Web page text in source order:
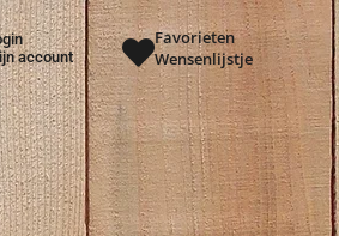
account
Favorieten
Wensenlijstje